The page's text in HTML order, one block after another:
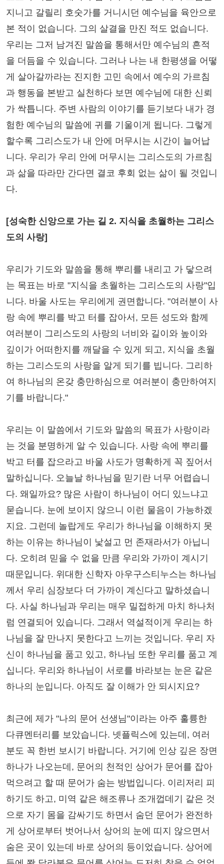
지니고 갈릴리 호숫가를 거니시던 예수님을 육안으로
본 적이 없습니다. 그의 살결을 만진 적도 없습니다.
우리는 그저 남겨진 말씀을 통해서만 예수님의 흔적
을 더듬을 수 있습니다. 그러나 나는 내 한평생을 어떻
게 살아갈까라는 진지한 고민 속에서 예수의 가르침
과 행동을 본받고 실천하다 보면 예수님에 대한 신뢰
가 싹틉니다. 주변 사람의 이야기를 듣기보다 내가 경
험한 예수님의 말씀에 귀를 기울이게 됩니다. 그렇게
할수록 그리스도가 내 안에 머무시는 시간이 늘어납
니다. 우리가 우리 안에 머무시는 그리스도의 가르침
과 삶을 따라만 간다면 결코 후회 없는 삶이 될 것입니
다.
[성숙한 신앙으로 가는 길 2. 지식을 초월하는 그리스
도의 사랑]
우리가 기도와 말씀을 통해 뿌리를 내리고 가 닿으려
는 목표는 바로 "지식을 초월하는 그리스도의 사랑"입
니다. 바울 사도는 우리에게 권면합니다. "여러분이 사
랑 속에 뿌리를 박고 터를 잡아서, 모든 성도와 함께
여러분이 그리스도의 사랑의 너비와 길이와 높이와
깊이가 어떠한지를 깨달을 수 있게 되고, 지식을 초월
하는 그리스도의 사랑을 알게 되기를 빕니다. 그리하
여 하나님의 온갖 충만하심으로 여러분이 충만하여지
기를 바랍니다."
우리는 이 말씀에서 기도와 말씀의 목표가 사랑이라
는 것을 분명하게 알 수 있습니다. 사랑 속에 뿌리를
박고 터를 잡으라고 바울 사도가 명확하게 꼭 짚어서
말하십니다. 오늘날 하나님을 믿기란 너무 어렵습니
다. 왜일까요? 많은 사람이 하나님이 어디 있느냐고
묻습니다. 눈에 보이지 않으니 이런 물음이 가능하겠
지요. 그런데 놀랍게도 우리가 하나님을 이해하지 못
하는 이유는 하나님이 낯설고 먼 존재라서가 아닙니
다. 오히려 믿을 수 없을 만큼 우리와 가까이 계시기
때문입니다. 위대한 신학자 아우구스티누스는 하나님
께서 우리 심장보다 더 가까이 계신다고 말하셨습니
다. 사실 하나님과 우리는 매우 밀접하게 마치 하나처
럼 연결되어 있습니다. 그래서 역설적이게 우리는 하
나님을 잘 만나지 못한다고 느끼는 것입니다. 우리 자
신이 하나님을 품고 있고, 하나님 또한 우리를 품고 계
십니다. 우리와 하나님이 서로를 바라보는 눈은 같은
하나의 눈입니다. 아직도 잘 이해가 안 되시지요?
최근에 제가 "나의 문어 선생님"이라는 아주 훌륭한
다큐멘터리를 보았습니다. 넷플릭스에 있는데, 여러
분도 꼭 한번 보시기 바랍니다. 거기에 인상 깊은 장면
하나가 나오는데, 문어의 천적인 상어가 문어를 잡아
먹으려고 할 때 문어가 숨는 방법입니다. 이리저리 피
하기도 하고, 미역 같은 해조류나 조개껍데기 같은 것
으로 자기 몸을 감싸기도 하면서 숨던 문어가 완전하
게 상어로부터 벗어나서 상어의 눈에 띠지 않으면서
숨은 곳이 있는데 바로 상어의 등이었습니다. 상어에